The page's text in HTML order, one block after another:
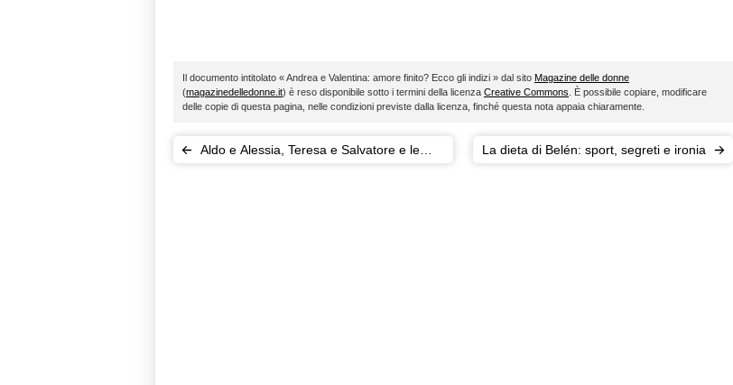
Il documento intitolato « Andrea e Valentina: amore finito? Ecco gli indizi » dal sito Magazine delle donne
(magazinedelledonne.it) è reso disponibile sotto i termini della licenza Creative Commons . È possibile copiare, modificare
delle copie di questa pagina, nelle condizioni previste dalla licenza, finché questa nota appaia chiaramente.
Aldo e Alessia, Teresa e Salvatore e le
La dieta di Belén: sport, segreti e ironia